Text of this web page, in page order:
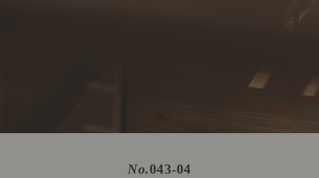
No.043-04